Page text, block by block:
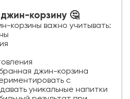
корзину 🤔
корзины важно учитывать:
джин-корзина
с
уникальные напитки